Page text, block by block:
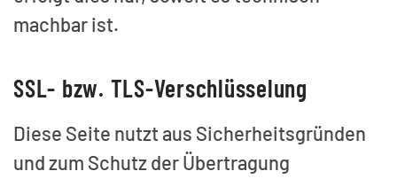
machbar ist.
SSL- bzw. TLS-Verschlüsselung
Diese Seite nutzt aus Sicherheitsgründen
und zum Schutz der Übertragung